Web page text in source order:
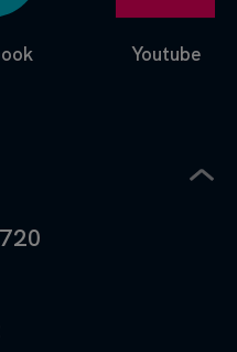
Youtube